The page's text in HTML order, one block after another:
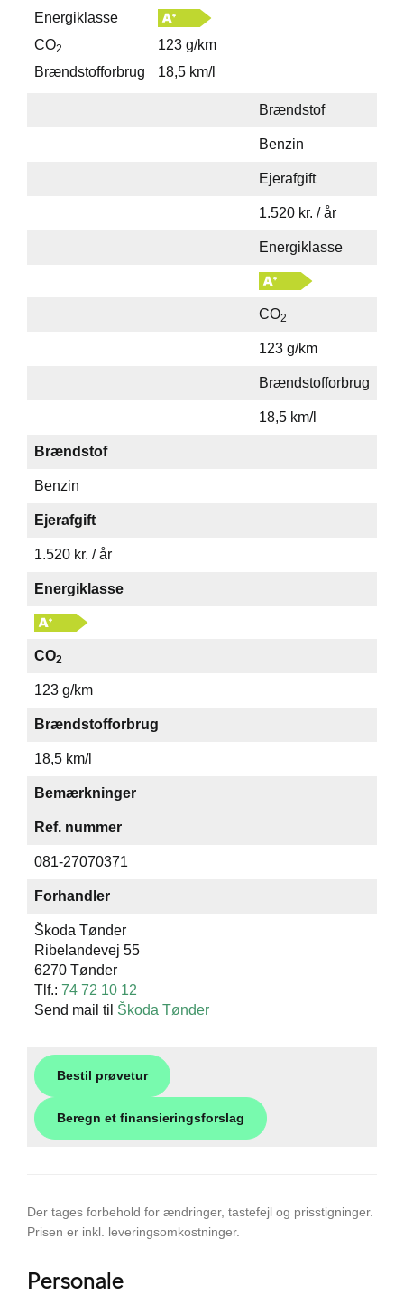
Energiklasse
CO2
123 g/km
Brændstofforbrug
18,5 km/l
Brændstof
Benzin
Ejerafgift
1.520 kr. / år
Energiklasse
CO2
123 g/km
Brændstofforbrug
18,5 km/l
Brændstof
Benzin
Ejerafgift
1.520 kr. / år
Energiklasse
CO2
123 g/km
Brændstofforbrug
18,5 km/l
Bemærkninger
Ref. nummer
081-27070371
Forhandler
Škoda Tønder
Ribelandevej 55
6270 Tønder
Tlf.: 74 72 10 12
Send mail til Škoda Tønder
Bestil prøvetur
Beregn et finansieringsforslag
Der tages forbehold for ændringer, tastefejl og prisstigninger.
Prisen er inkl. leveringsomkostninger.
Personale